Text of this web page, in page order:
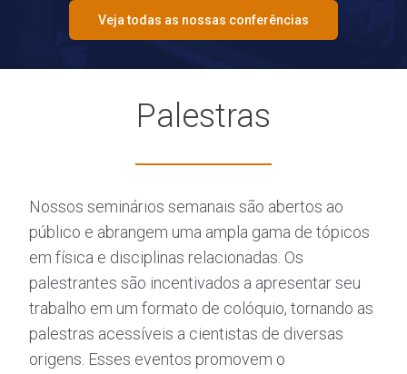
Veja todas as nossas conferências
Palestras
Nossos seminários semanais são abertos ao
público e abrangem uma ampla gama de tópicos
em física e disciplinas relacionadas. Os
palestrantes são incentivados a apresentar seu
trabalho em um formato de colóquio, tornando as
palestras acessíveis a cientistas de diversas
origens. Esses eventos promovem o